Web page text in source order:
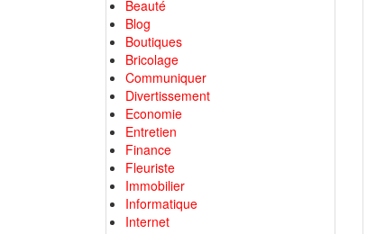
Beauté
Blog
Boutiques
Bricolage
Communiquer
Divertissement
Economie
Entretien
Finance
Fleuriste
Immobilier
Informatique
Internet